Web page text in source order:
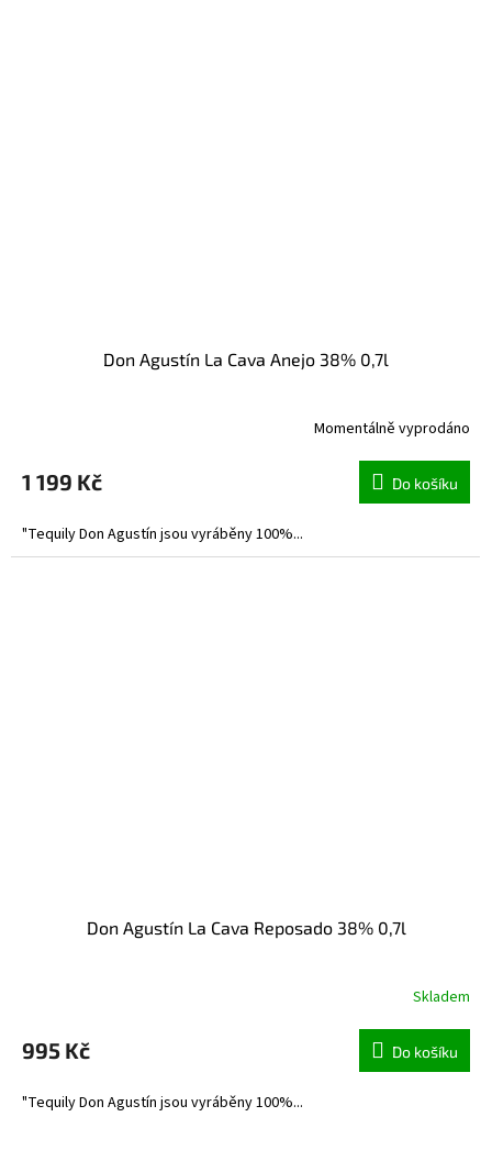
Don Agustín La Cava Anejo 38% 0,7l
Momentálně vyprodáno
1 199 Kč Do košíku
"Tequily Don Agustín jsou vyráběny 100%...
Don Agustín La Cava Reposado 38% 0,7l
Skladem
995 Kč Do košíku
"Tequily Don Agustín jsou vyráběny 100%...